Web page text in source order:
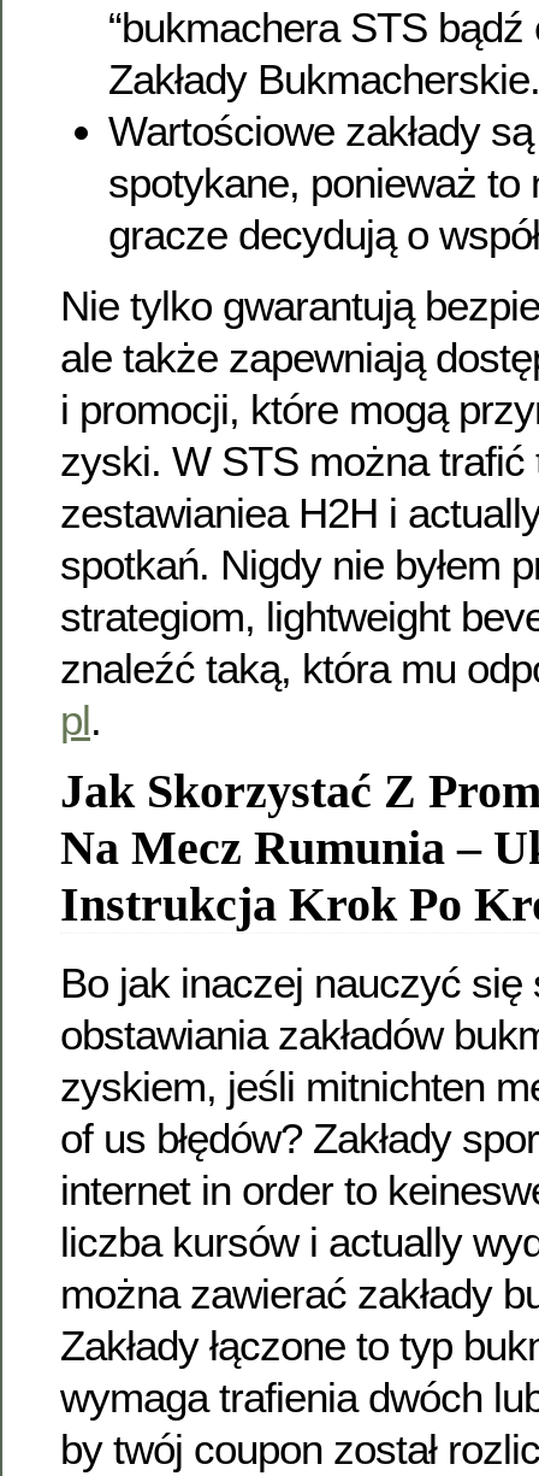
“bukmachera STS
Zakłady Bukmacherskie.
Wartościowe zakłady
spotykane, ponieważ to
gracze decydują o
Nie tylko gwarantują
ale także zapewniają
i promocji, które mogą
zyski. W STS można trafić
zestawianiea H2H i
spotkań. Nigdy nie byłem
strategiom, lightweight
znaleźć taką, która mu
pl.
Jak Skorzystać Z
Na Mecz Rumunia –
Instrukcja Krok Po
Bo jak inaczej nauczyć się
obstawiania zakładów
zyskiem, jeśli mitnichten
of us błędów? Zakłady
internet in order to
liczba kursów i actually
można zawierać zakłady
Zakłady łączone to typ
wymaga trafienia dwóch
by twój coupon został